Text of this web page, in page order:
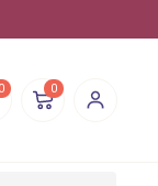
markasıdır.
0 0